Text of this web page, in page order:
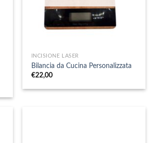
INCISIONE LASER
Bilancia da Cucina Personalizzata
€22,00